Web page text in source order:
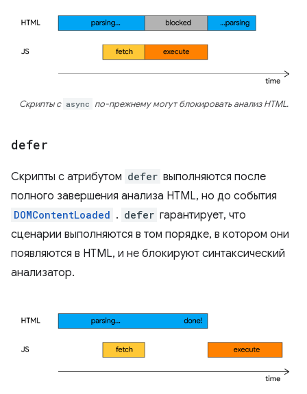
Скрипты с async по-прежнему могут блокировать анализ HTML.
defer
Скрипты с атрибутом defer выполняются после
полного завершения анализа HTML, но до события
DOMContentLoaded . defer гарантирует, что
сценарии выполняются в том порядке, в котором они
появляются в HTML, и не блокируют синтаксический
анализатор.